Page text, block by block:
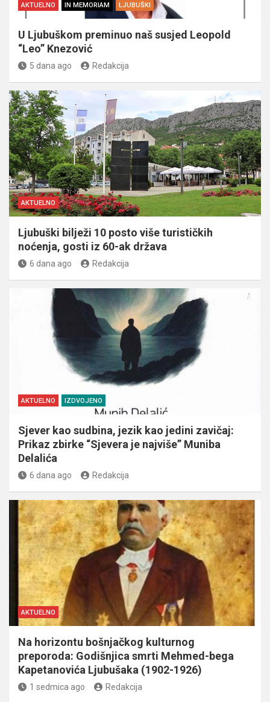
AKTUELNO IN MEMORIAM LJUBUŠKI
U Ljubuškom preminuo naš susjed Leopold
“Leo” Knezović
5 dana ago Redakcija
AKTUELNO
Ljubuški bilježi 10 posto više turističkih
noćenja, gosti iz 60-ak država
6 dana ago Redakcija
AKTUELNO IZDVOJENO
Sjever kao sudbina, jezik kao jedini zavičaj:
Prikaz zbirke “Sjevera je najviše” Muniba
Delalića
6 dana ago Redakcija
AKTUELNO
Na horizontu bošnjačkog kulturnog
preporoda: Godišnjica smrti Mehmed-bega
Kapetanovića Ljubušaka (1902-1926)
1 sedmica ago Redakcija